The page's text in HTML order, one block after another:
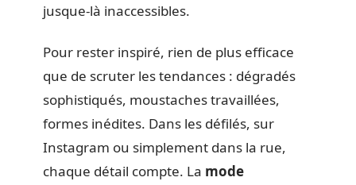
jusque-là inaccessibles.
Pour rester inspiré, rien de plus efficace
que de scruter les tendances : dégradés
sophistiqués, moustaches travaillées,
formes inédites. Dans les défilés, sur
Instagram ou simplement dans la rue,
chaque détail compte. La mode